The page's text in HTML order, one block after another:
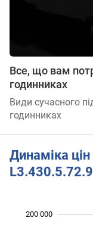
Все, що вам
годинниках
Види сучасного
годинниках
Динаміка
L3.430.5.72.9
200 000